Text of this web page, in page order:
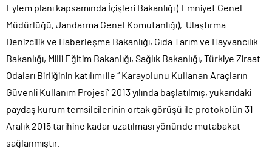
Eylem planı kapsamında İçişleri Bakanlığı ( Emniyet Genel
Müdürlüğü, Jandarma Genel Komutanlığı), Ulaştırma
Denizcilik ve Haberleşme Bakanlığı, Gıda Tarım ve Hayvancılık
Bakanlığı, Milli Eğitim Bakanlığı, Sağlık Bakanlığı, Türkiye Ziraat
Odaları Birliğinin katılımı ile ‘’ Karayolunu Kullanan Araçların
Güvenli Kullanım Projesi’’ 2013 yılında başlatılmış, yukarıdaki
paydaş kurum temsilcilerinin ortak görüşü ile protokolün 31
Aralık 2015 tarihine kadar uzatılması yönünde mutabakat
sağlanmıştır.